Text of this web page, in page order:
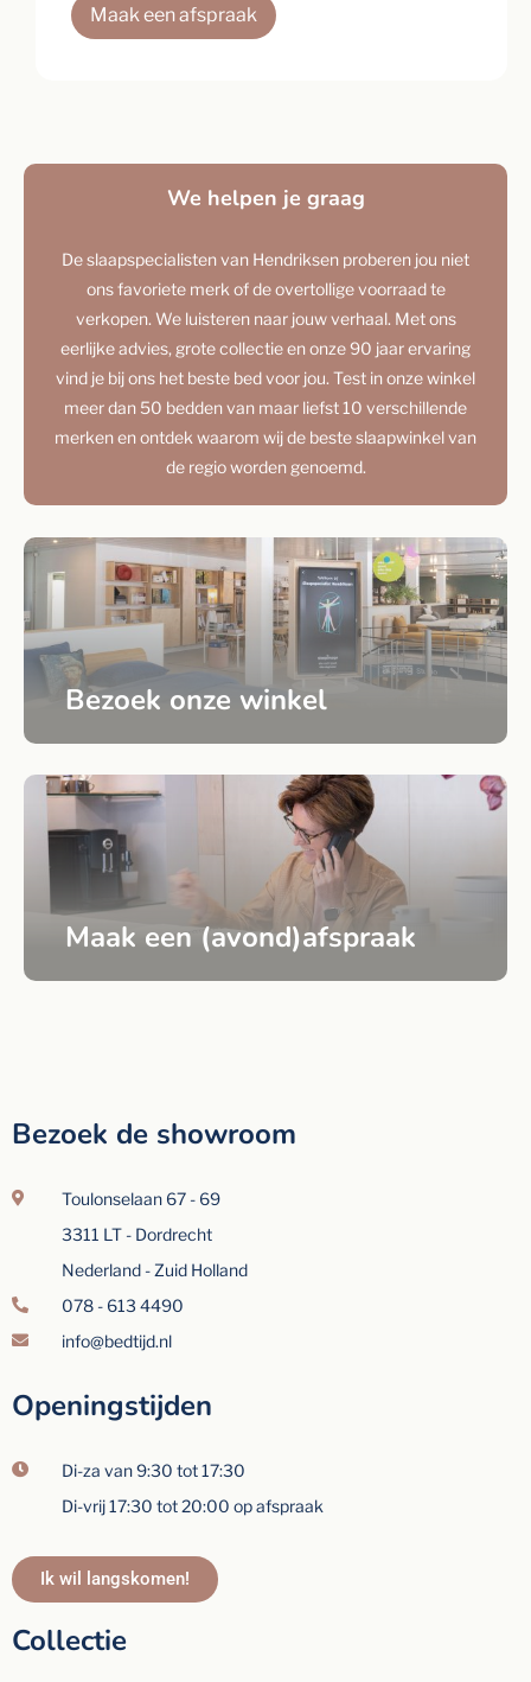
Maak een afspraak
We helpen je graag
De slaapspecialisten van Hendriksen proberen jou niet
ons favoriete merk of de overtollige voorraad te
verkopen. We luisteren naar jouw verhaal. Met ons
eerlijke advies, grote collectie en onze 90 jaar ervaring
vind je bij ons het beste bed voor jou. Test in onze winkel
meer dan 50 bedden van maar liefst 10 verschillende
merken en ontdek waarom wij de beste slaapwinkel van
de regio worden genoemd.
Bezoek onze winkel
Maak een (avond)afspraak
Bezoek de showroom
Toulonselaan 67 - 69
3311 LT - Dordrecht
Nederland - Zuid Holland
078 - 613 4490
info@bedtijd.nl
Openingstijden
Di-za van 9:30 tot 17:30
Di-vrij 17:30 tot 20:00 op afspraak
Ik wil langskomen!
Collectie